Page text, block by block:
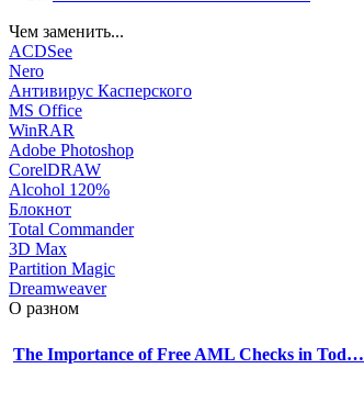
Чем заменить...
ACDSee
Nero
Антивирус Касперского
MS Office
WinRAR
Adobe Photoshop
CorelDRAW
Alcohol 120%
Блокнот
Total Commander
3D Max
Partition Magic
Dreamweaver
О разном
The Importance of Free AML Checks in Tod…